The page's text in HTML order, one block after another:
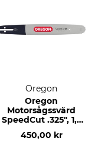
Oregon
Oregon
Motorsågssvärd
SpeedCut .325", 1,3
mm, 13", 56 DL
450,00 kr